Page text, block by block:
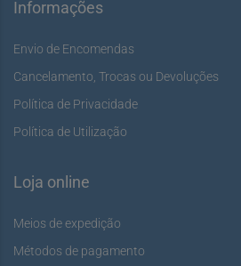
Informações
Envio de Encomendas
Cancelamento, Trocas ou Devoluções
Política de Privacidade
Política de Utilização
Loja online
Meios de expedição
Métodos de pagamento